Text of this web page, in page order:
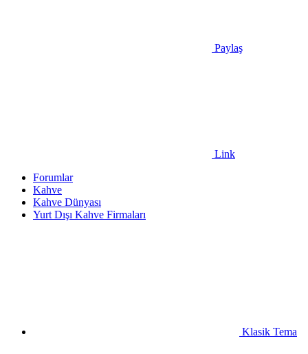
Paylaş
Link
Forumlar
Kahve
Kahve Dünyası
Yurt Dışı Kahve Firmaları
Klasik Tema